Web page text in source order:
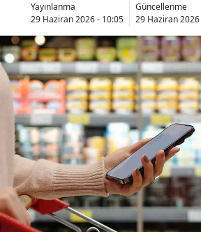
Bingöl
Bitlis
Bolu
Burdur
Bursa
Çanakkale
Çankırı
Çorum
Yayınlanma
29 Haziran 2026 - 10:05
Güncellenme
29 Haziran